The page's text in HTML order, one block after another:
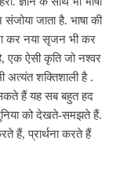
संजोया जाता है. भाषा की
कर नया सृजन भी कर
एक ऐसी कृति जो नश्वर
अत्यंत शक्तिशाली है .
हैं यह सब बहुत हद
को देखते-समझते हैं.
हैं, प्रार्थना करते हैं